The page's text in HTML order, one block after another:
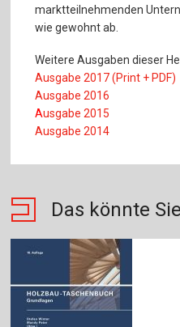
marktteilnehmenden
wie gewohnt ab.
Weitere Ausgaben dieser
Ausgabe 2017 (Print + PDF)
Ausgabe 2016
Ausgabe 2015
Ausgabe 2014
Das könnte